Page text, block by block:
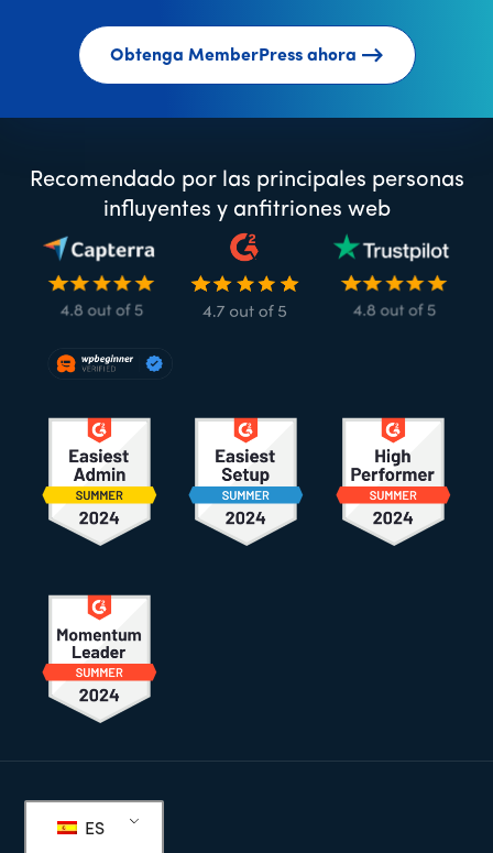
Obtenga MemberPress ahora
Recomendado por las principales personas
influyentes y anfitriones web
de
ES